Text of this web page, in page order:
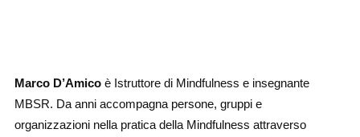
Marco D’Amico è Istruttore di Mindfulness e insegnante
MBSR. Da anni accompagna persone, gruppi e
organizzazioni nella pratica della Mindfulness attraverso